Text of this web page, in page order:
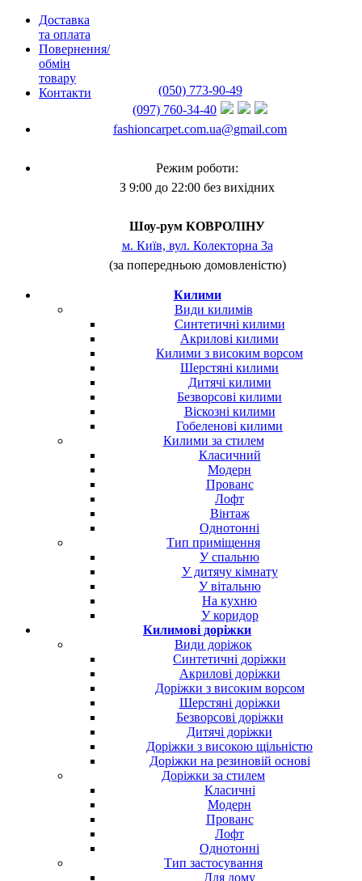
Доставка
та оплата
Повернення/
обмін
товару
Контакти
(050) 773-90-49
(097) 760-34-40
fashioncarpet.com.ua@gmail.com
Режим роботи:
З 9:00 до 22:00 без вихідних
Шоу-рум КОВРОЛІНУ
м. Київ, вул. Колекторна 3а
(за попередньою домовленістю)
Килими
Види килимів
Синтетичні килими
Акрилові килими
Килими з високим ворсом
Шерстяні килими
Дитячі килими
Безворсові килими
Віскозні килими
Гобеленові килими
Килими за стилем
Класичний
Модерн
Прованс
Лофт
Вінтаж
Однотонні
Тип приміщення
У спальню
У дитячу кімнату
У вітальню
На кухню
У коридор
Килимові доріжки
Види доріжок
Синтетичні доріжки
Акрилові доріжки
Доріжки з високим ворсом
Шерстяні доріжки
Безворсові доріжки
Дитячі доріжки
Доріжки з високою щільністю
Доріжки на резиновій основі
Доріжки за стилем
Класичні
Модерн
Прованс
Лофт
Однотонні
Тип застосування
Для дому